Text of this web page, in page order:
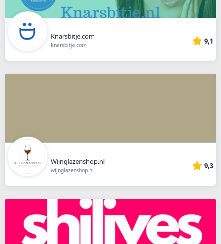
Knarsbitje.com
knarsbitje.com 9,1
Wijnglazenshop.nl
wijnglazenshop.nl 9,3